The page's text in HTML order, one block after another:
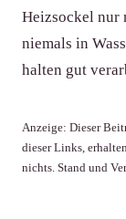
Heizsockel nur
niemals in
halten gut
Anzeige: Dieser
dieser Links,
nichts. Stand und